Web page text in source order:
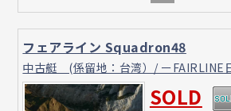
フェアライン Squadron48
中古艇 (係留地：台湾）/ ーFAIRLINE
SOLD